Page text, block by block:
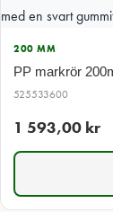
200 MM
PP markrör
525533600
1 593,00 kr